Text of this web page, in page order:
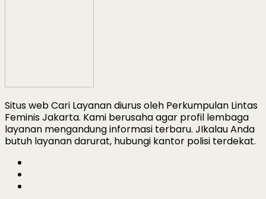
Situs web Cari Layanan diurus oleh Perkumpulan Lintas
Feminis Jakarta. Kami berusaha agar profil lembaga
layanan mengandung informasi terbaru. JIkalau Anda
butuh layanan darurat, hubungi kantor polisi terdekat.